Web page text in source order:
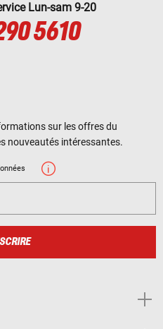
Lun-sam 9-20
5610
sur les offres du
nouveautés intéressantes.